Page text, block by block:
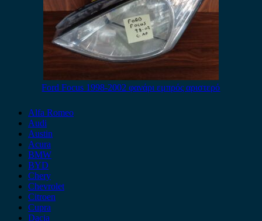
Ford Focus 1998-2002 φανάρι εμπρός αριστερό
Alfa Romeo
Audi
Austin
Acura
BMW
BYD
Chery
Chevrolet
Citroen
Cupra
Dacia